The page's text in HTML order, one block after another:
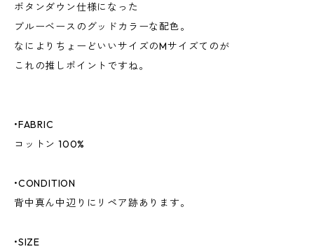
ボタンダウン仕様になった
ブルーベースのグッドカラーな配色。
なによりちょーどいいサイズのMサイズてのが
これの推しポイントですね。
•FABRIC
コットン 100%
•CONDITION
背中真ん中辺りにリペア跡あります。
•SIZE